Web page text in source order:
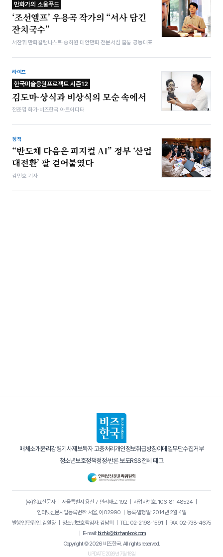
만화가의 소울푸드
‘조선엘프’ 우용곡 작가의 “서사 담긴
잔치국수”
서찬휘 만화칼럼니스트·송하원 대안만화 전문서점 홈통 공동대표
라이프
한국미술응원프로젝트 시즌12
김도마-상식과 비상식의 모순 속에서
전준엽 화가·비즈한국 아트에디터
정책
“반도체 다음은 피지컬 AI” 정부 ‘산업
대전환’ 팔 걷어붙였다
김민호 기자
매체소개윤리강령기사제보독자 고충처리개인정보취급방침이메일무단수집거부
청소년보호정책정정·반론 보도RSS전체 태그
(주)일요신문사｜ 서울특별시 용산구 만리재로 192｜ 사업자번호: 106-81-48524｜
인터넷신문사업등록번호: 서울, 아02990 ｜ 등록·발행일: 2014년 2월 4일
발행인/편집인: 김원양｜ 청소년보호책임자: 김남희 ｜ TEL: 02-2198-1591 ｜ FAX: 02-738-4675
｜ E-mail: bizhk@bizhankook.com
Copyright © 2026 비즈한국. All rights reserved.
UPDATE 2026년 7월 16일